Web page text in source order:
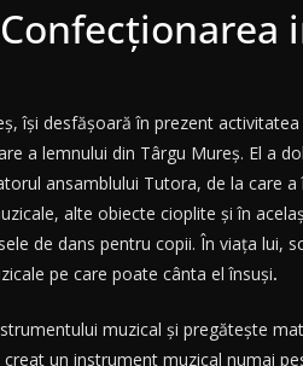
își desfăşoară în prezent
a lemnului din Târgu Mureș. El a
ansamblului Tutora, de la
alte obiecte cioplite şi în
de dans pentru copii. În viaţa
pe care poate cânta el însuşi.
muzical şi pregăteşte
un instrument muzical numai